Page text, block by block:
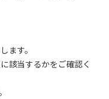
ます。
該当するかをご確認く